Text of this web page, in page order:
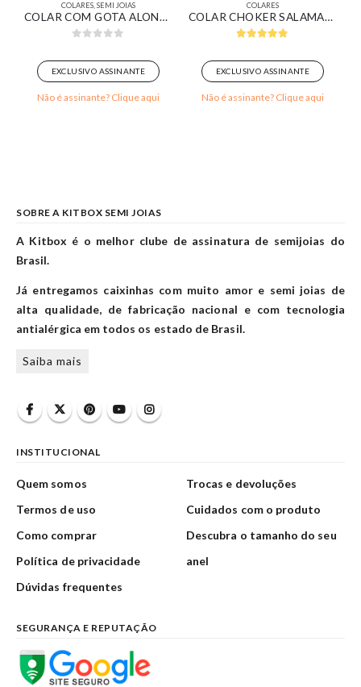
COLARES,SEMI JOIAS
COLAR COM GOTA ALONGADA PAVÊ BANHADO EM OURO 18K
EXCLUSIVO ASSINANTE
Não é assinante? Clique aqui
COLARES
COLAR CHOKER SALAMANDRA BANHADO EM OURO 18K
EXCLUSIVO ASSINANTE
Não é assinante? Clique aqui
SOBRE A KITBOX SEMI JOIAS
A Kitbox é o melhor clube de assinatura de semijoias do
Brasil.
Já entregamos caixinhas com muito amor e semi joias de
alta qualidade, de fabricação nacional e com tecnologia
antialérgica em todos os estado de Brasil.
Saiba mais
INSTITUCIONAL
Quem somos
Termos de uso
Como comprar
Política de privacidade
Dúvidas frequentes
Trocas e devoluções
Cuidados com o produto
Descubra o tamanho do seu
anel
SEGURANÇA E REPUTAÇÃO